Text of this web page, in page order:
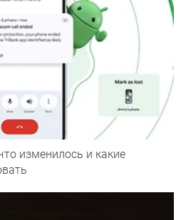
изменилось и какие